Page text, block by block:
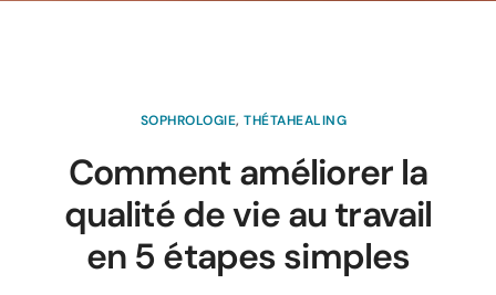
SOPHROLOGIE,THÉTAHEALING
Comment améliorer la
qualité de vie au travail
en 5 étapes simples